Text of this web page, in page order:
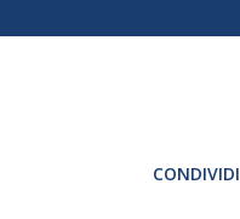
CONDIVIDI